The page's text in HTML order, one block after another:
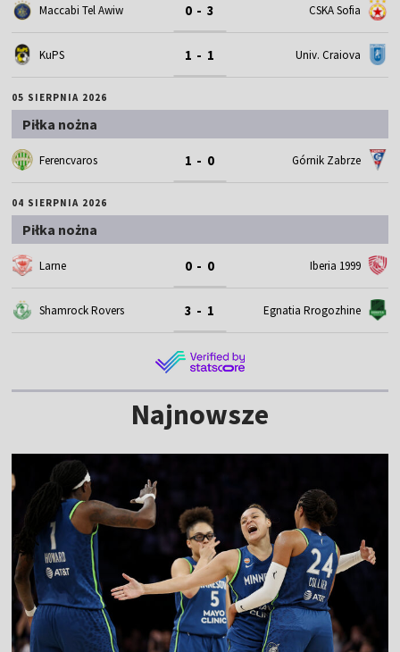
Maccabi Tel Awiw 0 - 3 CSKA Sofia
KuPS 1 - 1 Univ. Craiova
05 SIERPNIA 2026
Piłka nożna
Ferencvaros 1 - 0 Górnik Zabrze
04 SIERPNIA 2026
Piłka nożna
Larne 0 - 0 Iberia 1999
Shamrock Rovers 3 - 1 Egnatia Rrogozhine
Najnowsze